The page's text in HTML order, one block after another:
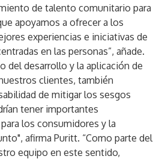
de talento comunitario para
apoyamos a ofrecer a los
experiencias e iniciativas de
en las personas”, añade.
del desarrollo y la aplicación de
clientes, también
de mitigar los sesgos
tener importantes
los consumidores y la
afirma Puritt. “Como parte del
equipo en este sentido,